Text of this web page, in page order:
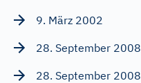
9. März 2002
28. September 2008
28. September 2008